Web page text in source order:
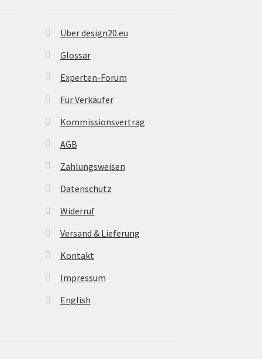
Über design20.eu
Glossar
Experten-Forum
Für Verkäufer
Kommissionsvertrag
AGB
Zahlungsweisen
Datenschutz
Widerruf
Versand & Lieferung
Kontakt
Impressum
English